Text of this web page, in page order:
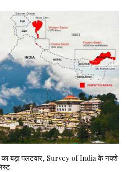
का बड़ा पलटवार, Survey of India के नक्शे